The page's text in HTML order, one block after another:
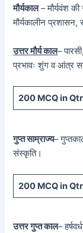
मौर्यकाल– मौर्यवंश
मौर्यकालीन
उत्तर मौर्य काल–
प्रभावः शुंग व आंत्र
200 MCQ in
गुप्त साम्राज्य–
संस्कृति।
200 MCQ in
उत्तर गुप्त काल–